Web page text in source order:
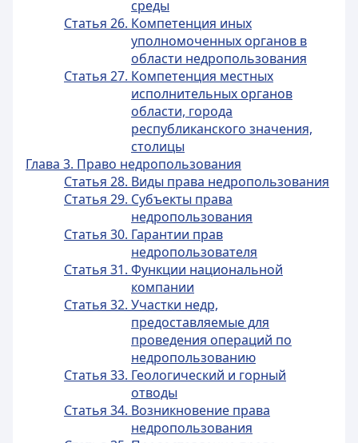
среды
Статья 26. Компетенция иных
уполномоченных органов в
области недропользования
Статья 27. Компетенция местных
исполнительных органов
области, города
республиканского значения,
столицы
Глава 3. Право недропользования
Статья 28. Виды права недропользования
Статья 29. Субъекты права
недропользования
Статья 30. Гарантии прав
недропользователя
Статья 31. Функции национальной
компании
Статья 32. Участки недр,
предоставляемые для
проведения операций по
недропользованию
Статья 33. Геологический и горный
отводы
Статья 34. Возникновение права
недропользования